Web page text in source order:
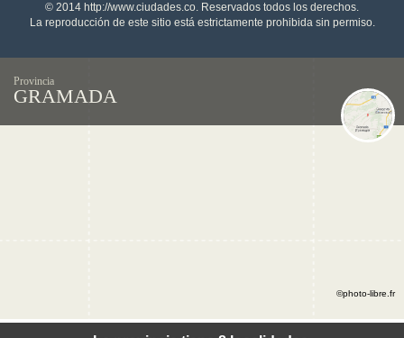
© 2014 http://www.ciudades.co. Reservados todos los derechos.
La reproducción de este sitio está estrictamente prohibida sin permiso.
Provincia
GRAMADA
©photo-libre.fr